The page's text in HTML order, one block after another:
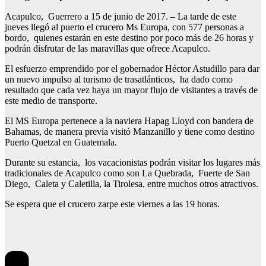
Acapulco, Guerrero a 15 de junio de 2017. – La tarde de este
jueves llegó al puerto el crucero Ms Europa, con 577 personas a
bordo, quienes estarán en este destino por poco más de 26 horas y
podrán disfrutar de las maravillas que ofrece Acapulco.
El esfuerzo emprendido por el gobernador Héctor Astudillo para dar
un nuevo impulso al turismo de trasatlánticos, ha dado como
resultado que cada vez haya un mayor flujo de visitantes a través de
este medio de transporte.
El MS Europa pertenece a la naviera Hapag Lloyd con bandera de
Bahamas, de manera previa visitó Manzanillo y tiene como destino
Puerto Quetzal en Guatemala.
Durante su estancia, los vacacionistas podrán visitar los lugares más
tradicionales de Acapulco como son La Quebrada, Fuerte de San
Diego, Caleta y Caletilla, la Tirolesa, entre muchos otros atractivos.
Se espera que el crucero zarpe este viernes a las 19 horas.